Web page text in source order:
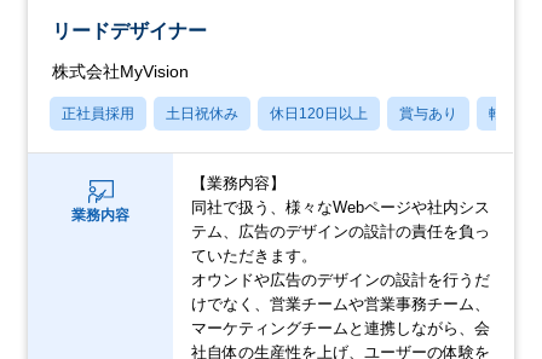
リードデザイナー
株式会社MyVision
正社員採用 土日祝休み 休日120日以上 賞与あり 転勤な
業務内容
【業務内容】
同社で扱う、様々なWebページや社内シス
テム、広告のデザインの設計の責任を負っ
ていただきます。
オウンドや広告のデザインの設計を行うだ
けでなく、営業チームや営業事務チーム、
マーケティングチームと連携しながら、会
社自体の生産性を上げ、ユーザーの体験を